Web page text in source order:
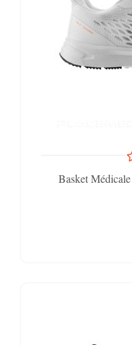
Basket